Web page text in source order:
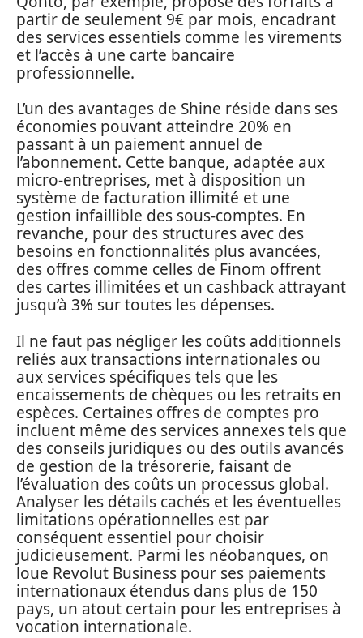
partir de seulement 9€ par mois, encadrant
des services essentiels comme les virements
et l’accès à une carte bancaire
professionnelle.
L’un des avantages de Shine réside dans ses
économies pouvant atteindre 20% en
passant à un paiement annuel de
l’abonnement. Cette banque, adaptée aux
micro-entreprises, met à disposition un
système de facturation illimité et une
gestion infaillible des sous-comptes. En
revanche, pour des structures avec des
besoins en fonctionnalités plus avancées,
des offres comme celles de Finom offrent
des cartes illimitées et un cashback attrayant
jusqu’à 3% sur toutes les dépenses.
Il ne faut pas négliger les coûts additionnels
reliés aux transactions internationales ou
aux services spécifiques tels que les
encaissements de chèques ou les retraits en
espèces. Certaines offres de comptes pro
incluent même des services annexes tels que
des conseils juridiques ou des outils avancés
de gestion de la trésorerie, faisant de
l’évaluation des coûts un processus global.
Analyser les détails cachés et les éventuelles
limitations opérationnelles est par
conséquent essentiel pour choisir
judicieusement. Parmi les néobanques, on
loue Revolut Business pour ses paiements
internationaux étendus dans plus de 150
pays, un atout certain pour les entreprises à
vocation internationale.